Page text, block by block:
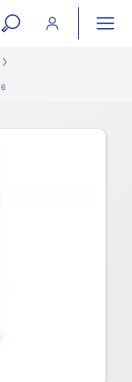
open
search
form